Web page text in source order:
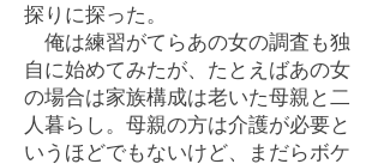
探りに探った。
俺は練習がてらあの女の調査も独
自に始めてみたが、たとえばあの女
の場合は家族構成は老いた母親と二
人暮らし。母親の方は介護が必要と
いうほどでもないけど、まだらボケ